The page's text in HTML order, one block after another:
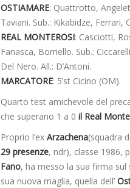
OSTIAMARE: Quattrotto,
Taviani. Sub.: Kikabidze, Ferrari,
REAL MONTEROSI: Casciotti,
Fanasca, Borriello. Sub.:
Del Nero. All.: D’Antoni.
MARCATORE: 5’st Cicino (OM).
Quarto test amichevole del
che superano 1 a 0 il Real
Proprio l’ex Arzachena(squadra
29 presenze, ndr), classe 1986,
Fano, ha messo la sua firma
sua nuova maglia, quella dell’